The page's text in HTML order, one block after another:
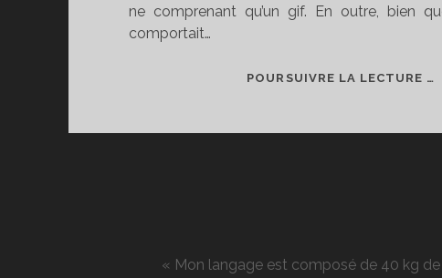
ne comprenant qu’un gif. En outre, bien
comportait…
POURSUIVRE LA LECTURE …
« Mon langage est composé de 40 kg